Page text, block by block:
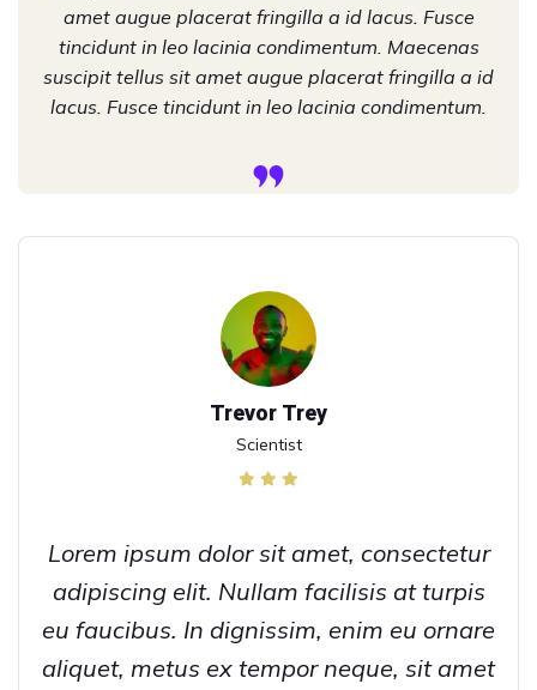
amet augue placerat fringilla a id lacus. Fusce
tincidunt in leo lacinia condimentum. Maecenas
suscipit tellus sit amet augue placerat fringilla a id
lacus. Fusce tincidunt in leo lacinia condimentum.
Trevor Trey
Scientist
Lorem ipsum dolor sit amet, consectetur
adipiscing elit. Nullam facilisis at turpis
eu faucibus. In dignissim, enim eu ornare
aliquet, metus ex tempor neque, sit amet